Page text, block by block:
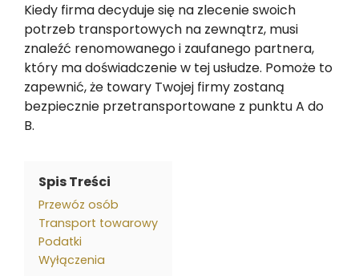
Kiedy firma decyduje się na zlecenie swoich
potrzeb transportowych na zewnątrz, musi
znaleźć renomowanego i zaufanego partnera,
który ma doświadczenie w tej usłudze. Pomoże to
zapewnić, że towary Twojej firmy zostaną
bezpiecznie przetransportowane z punktu A do
B.
Spis Treści
Przewóz osób
Transport towarowy
Podatki
Wyłączenia